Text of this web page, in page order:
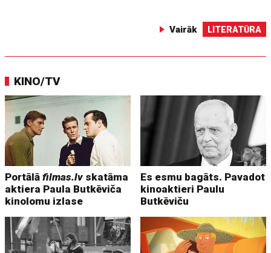
Vairāk LITERATŪRA
KINO/TV
Portālāfilmas.lv skatāma
aktiera Paula Butkēviča
kinolomu izlase
Es esmu bagāts. Pavadot
kinoaktieri Paulu
Butkēviču